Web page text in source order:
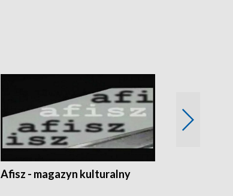
Afisz - magazyn kulturalny